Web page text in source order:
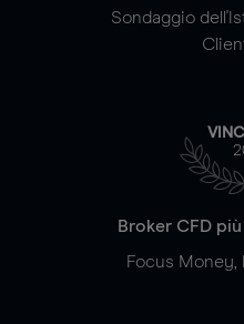
Sondaggio
Broker CFD
Focus Money,